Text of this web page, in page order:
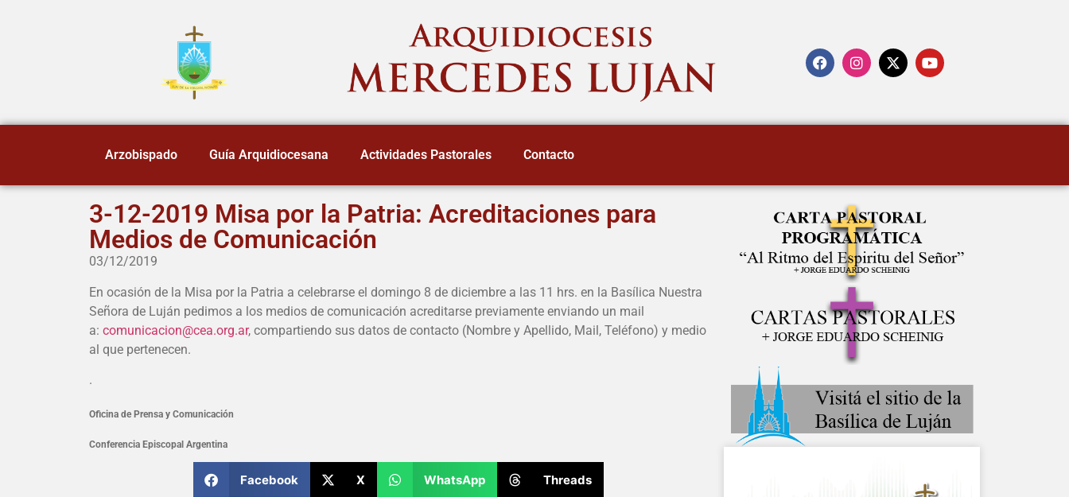
Arzobispado Guía Arquidiocesana Actividades Pastorales Contacto
3-12-2019 Misa por la Patria: Acreditaciones para
Medios de Comunicación
03/12/2019
En ocasión de la Misa por la Patria a celebrarse el domingo 8 de diciembre a las 11 hrs. en la Basílica Nuestra
Señora de Luján pedimos a los medios de comunicación acreditarse previamente enviando un mail
a: comunicacion@cea.org.ar, compartiendo sus datos de contacto (Nombre y Apellido, Mail, Teléfono) y medio
al que pertenecen.
.
Oficina de Prensa y Comunicación
Conferencia Episcopal Argentina
Facebook X WhatsApp Threads